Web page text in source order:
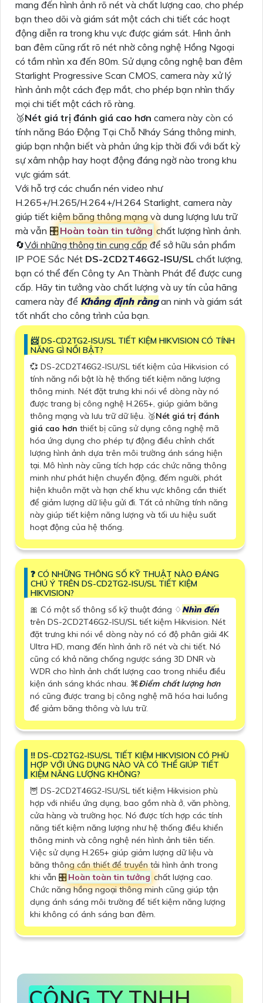
mang đến hình ảnh rõ nét và chất lượng cao, cho phép
bạn theo dõi và giám sát một cách chi tiết các hoạt
động diễn ra trong khu vực được giám sát. Hình ảnh
ban đêm cũng rất rõ nét nhờ công nghệ Hồng Ngoại
có tầm nhìn xa đến 80m. Sử dụng công nghệ ban đêm
Starlight Progressive Scan CMOS, camera này xử lý
hình ảnh một cách đẹp mắt, cho phép bạn nhìn thấy
mọi chi tiết một cách rõ ràng.
🥉Nét giá trị đánh giá cao hơn camera này còn có
tính năng Báo Động Tại Chỗ Nháy Sáng thông minh,
giúp bạn nhận biết và phản ứng kịp thời đối với bất kỳ
sự xâm nhập hay hoạt động đáng ngờ nào trong khu
vực giám sát.
Với hỗ trợ các chuẩn nén video như
H.265+/H.265/H.264+/H.264 Starlight, camera này
giúp tiết kiệm băng thông mạng và dung lượng lưu trữ
mà vẫn 🎛Hoàn toàn tin tưởng chất lượng hình ảnh.
🔄Với những thông tin cung cấpđể sở hữu sản phẩm
IP POE Sắc Nét DS-2CD2T46G2-ISU/SL chất lượng,
bạn có thể đến Công ty An Thành Phát để được cung
cấp. Hãy tin tưởng vào chất lượng và uy tín của hãng
camera này để Khẳng định rằngan ninh và giám sát
tốt nhất cho công trình của bạn.
📨 DS-CD2TG2-ISU/SL TIẾT KIỆM HIKVISION CÓ TÍNH
NĂNG GÌ NỔI BẬT?
💞 DS-2CD2T46G2-ISU/SL tiết kiệm của Hikvision có
tính năng nổi bật là hệ thống tiết kiệm năng lượng
thông minh. Nét đặt trưng khi nói về dòng này nó
được trang bị công nghệ H.265+, giúp giảm băng
thông mạng và lưu trữ dữ liệu. 🥉Nét giá trị đánh
giá cao hơn thiết bị cũng sử dụng công nghệ mã
hóa ứng dụng cho phép tự động điều chỉnh chất
lượng hình ảnh dựa trên môi trường ánh sáng hiện
tại. Mô hình này cũng tích hợp các chức năng thông
minh như phát hiện chuyển động, đếm người, phát
hiện khuôn mặt và hạn chế khu vực không cần thiết
để giảm lượng dữ liệu gửi đi. Tất cả những tính năng
này giúp tiết kiệm năng lượng và tối ưu hiệu suất
hoạt động của hệ thống.
❓ CÓ NHỮNG THÔNG SỐ KỸ THUẬT NÀO ĐÁNG
CHÚ Ý TRÊN DS-CD2TG2-ISU/SL TIẾT KIỆM
HIKVISION?
🎀 Có một số thông số kỹ thuật đáng ♢ Nhìn đến
trên DS-2CD2T46G2-ISU/SL tiết kiệm Hikvision. Nét
đặt trưng khi nói về dòng này nó có độ phân giải 4K
Ultra HD, mang đến hình ảnh rõ nét và chi tiết. Nó
cũng có khả năng chống ngược sáng 3D DNR và
WDR cho hình ảnh chất lượng cao trong nhiều điều
kiện ánh sáng khác nhau. ⌘Điểm chất lượng hơn
nó cũng được trang bị công nghệ mã hóa hai luồng
để giảm băng thông và lưu trữ.
‼️ DS-CD2TG2-ISU/SL TIẾT KIỆM HIKVISION CÓ PHÙ
HỢP VỚI ỨNG DỤNG NÀO VÀ CÓ THỂ GIÚP TIẾT
KIỆM NĂNG LƯỢNG KHÔNG?
🦉 DS-2CD2T46G2-ISU/SL tiết kiệm Hikvision phù
hợp với nhiều ứng dụng, bao gồm nhà ở, văn phòng,
cửa hàng và trường học. Nó được tích hợp các tính
năng tiết kiệm năng lượng như hệ thống điều khiển
thông minh và công nghệ nén hình ảnh tiên tiến.
Việc sử dụng H.265+ giúp giảm lượng dữ liệu và
băng thông cần thiết để truyền tải hình ảnh trong
khi vẫn 🎛Hoàn toàn tin tưởng chất lượng cao.
Chức năng hồng ngoại thông minh cũng giúp tận
dụng ánh sáng môi trường để tiết kiệm năng lượng
khi không có ánh sáng ban đêm.